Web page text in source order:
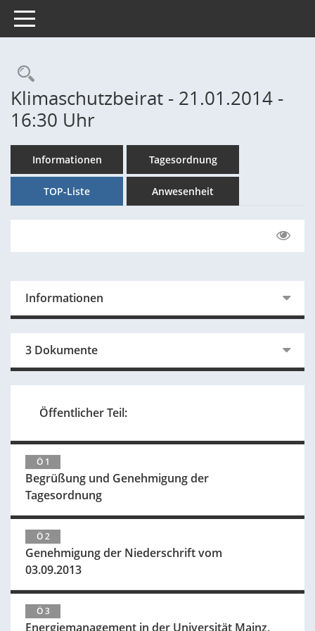
Toggle navigation
Rechercheauswahl
Klimaschutzbeirat - 21.01.2014 -
16:30 Uhr
Informationen Tagesordnung
TOP-Liste Anwesenheit
Informationen
3 Dokumente
Öffentlicher Teil:
Ö 1
Begrüßung und Genehmigung der
Tagesordnung
Ö 2
Genehmigung der Niederschrift vom
03.09.2013
Ö 3
Energiemanagement in der Universität Mainz,